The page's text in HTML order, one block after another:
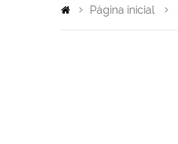
Página inicial